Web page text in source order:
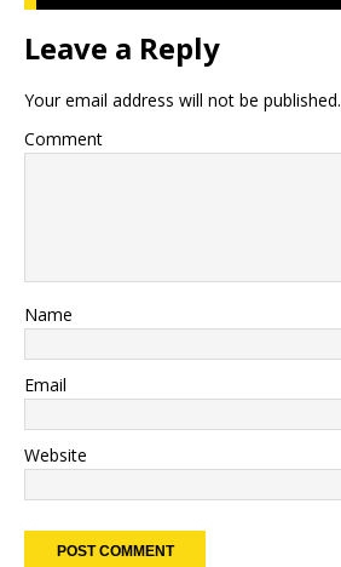
Leave a Reply
Your email address will not be published.
Comment
Name
Email
Website